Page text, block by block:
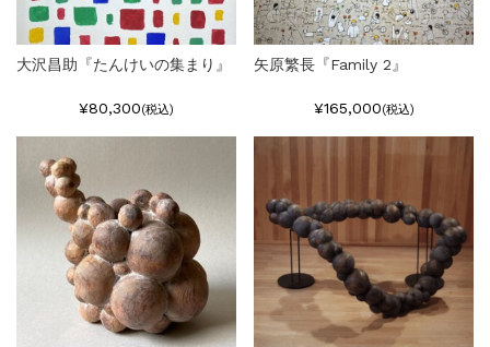
大沢昌助『たんけいの集まり』
¥80,300(税込)
矢原繁長『Family 2』
¥165,000(税込)